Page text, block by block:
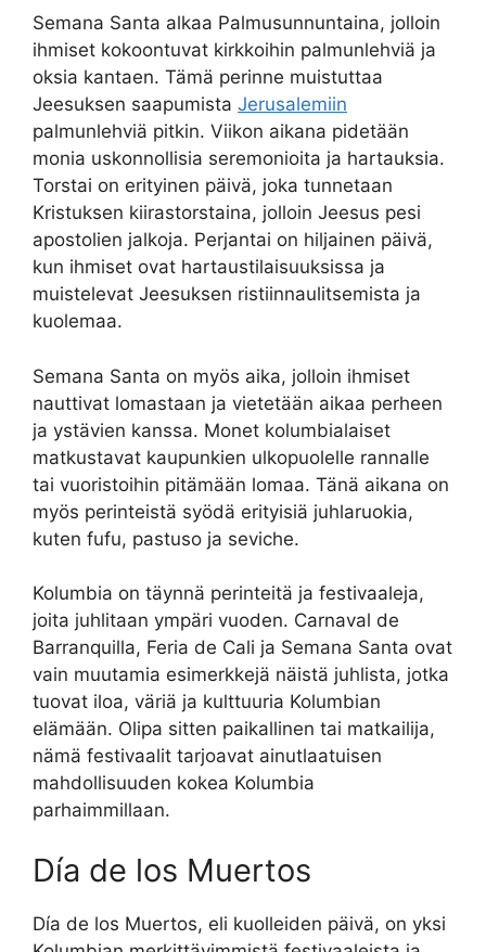
Semana Santa alkaa Palmusunnuntaina, jolloin
ihmiset kokoontuvat kirkkoihin palmunlehviä ja
oksia kantaen. Tämä perinne muistuttaa
Jeesuksen saapumista Jerusalemiin
palmunlehviä pitkin. Viikon aikana pidetään
monia uskonnollisia seremonioita ja hartauksia.
Torstai on erityinen päivä, joka tunnetaan
Kristuksen kiirastorstaina, jolloin Jeesus pesi
apostolien jalkoja. Perjantai on hiljainen päivä,
kun ihmiset ovat hartaustilaisuuksissa ja
muistelevat Jeesuksen ristiinnaulitsemista ja
kuolemaa.
Semana Santa on myös aika, jolloin ihmiset
nauttivat lomastaan ja vietetään aikaa perheen
ja ystävien kanssa. Monet kolumbialaiset
matkustavat kaupunkien ulkopuolelle rannalle
tai vuoristoihin pitämään lomaa. Tänä aikana on
myös perinteistä syödä erityisiä juhlaruokia,
kuten fufu, pastuso ja seviche.
Kolumbia on täynnä perinteitä ja festivaaleja,
joita juhlitaan ympäri vuoden. Carnaval de
Barranquilla, Feria de Cali ja Semana Santa ovat
vain muutamia esimerkkejä näistä juhlista, jotka
tuovat iloa, väriä ja kulttuuria Kolumbian
elämään. Olipa sitten paikallinen tai matkailija,
nämä festivaalit tarjoavat ainutlaatuisen
mahdollisuuden kokea Kolumbia
parhaimmillaan.
Día de los Muertos
Día de los Muertos, eli kuolleiden päivä, on yksi